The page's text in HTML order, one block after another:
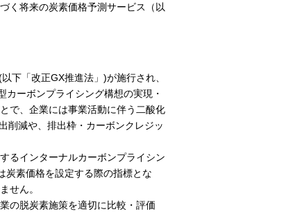
く将来の炭素価格予測サービス（以
下「改正GX推進法」)が施行され、
ーボンプライシング構想の実現・
で、企業には事業活動に伴う二酸化
削減や、排出枠・カーボンクレジッ
るインターナルカーボンプライシン
炭素価格を設定する際の指標とな
せん。
の脱炭素施策を適切に比較・評価